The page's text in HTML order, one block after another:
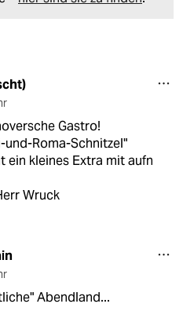
Gastro!
und-Roma-Schnitzel"
ein kleines Extra mit aufn
Wruck
Abendland...